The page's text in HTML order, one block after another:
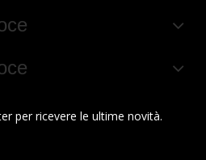
per ricevere le ultime novità.